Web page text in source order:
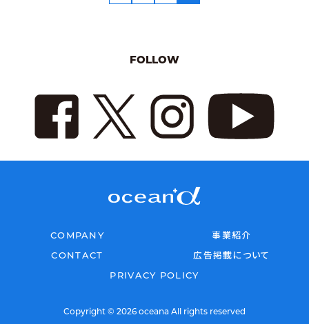
FOLLOW
COMPANY
事業紹介
CONTACT
広告掲載について
PRIVACY POLICY
Copyright © 2026 oceana All rights reserved